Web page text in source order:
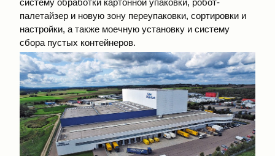
систему обработки картонной упаковки, робот-
палетайзер и новую зону переупаковки, сортировки и
настройки, а также моечную установку и систему
сбора пустых контейнеров.